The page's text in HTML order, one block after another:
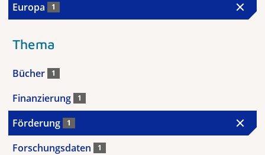
Europa 1
Thema
Bücher 1
Finanzierung 1
Förderung 1
Forschungsdaten 1